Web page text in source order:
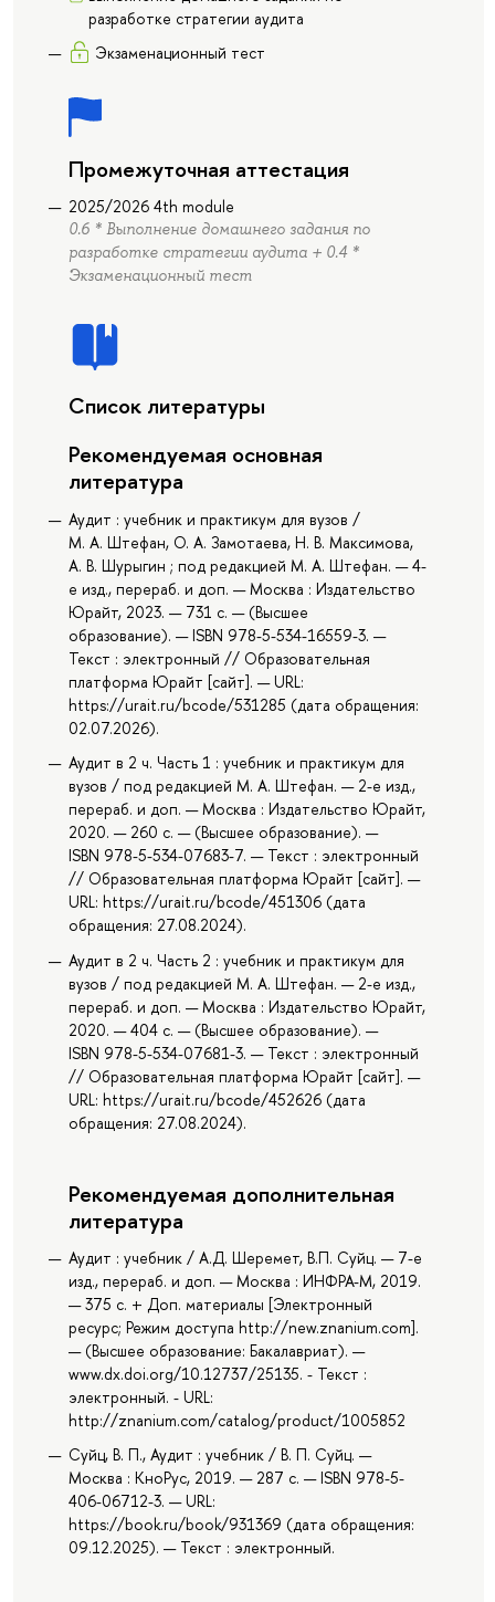
разработке стратегии аудита
Экзаменационный тест
Промежуточная аттестация
2025/2026 4th module
0.6 * Выполнение домашнего задания по
разработке стратегии аудита + 0.4 *
Экзаменационный тест
Список литературы
Рекомендуемая основная
литература
Аудит : учебник и практикум для вузов /
М. А. Штефан, О. А. Замотаева, Н. В. Максимова,
А. В. Шурыгин ; под редакцией М. А. Штефан. — 4-
е изд., перераб. и доп. — Москва : Издательство
Юрайт, 2023. — 731 с. — (Высшее
образование). — ISBN 978-5-534-16559-3. —
Текст : электронный // Образовательная
платформа Юрайт [сайт]. — URL:
https://urait.ru/bcode/531285 (дата обращения:
02.07.2026).
Аудит в 2 ч. Часть 1 : учебник и практикум для
вузов / под редакцией М. А. Штефан. — 2-е изд.,
перераб. и доп. — Москва : Издательство Юрайт,
2020. — 260 с. — (Высшее образование). —
ISBN 978-5-534-07683-7. — Текст : электронный
// Образовательная платформа Юрайт [сайт]. —
URL: https://urait.ru/bcode/451306 (дата
обращения: 27.08.2024).
Аудит в 2 ч. Часть 2 : учебник и практикум для
вузов / под редакцией М. А. Штефан. — 2-е изд.,
перераб. и доп. — Москва : Издательство Юрайт,
2020. — 404 с. — (Высшее образование). —
ISBN 978-5-534-07681-3. — Текст : электронный
// Образовательная платформа Юрайт [сайт]. —
URL: https://urait.ru/bcode/452626 (дата
обращения: 27.08.2024).
Рекомендуемая дополнительная
литература
Аудит : учебник / А.Д. Шеремет, В.П. Суйц. — 7-е
изд., перераб. и доп. — Москва : ИНФРА-М, 2019.
— 375 с. + Доп. материалы [Электронный
ресурс; Режим доступа http://new.znanium.com].
— (Высшее образование: Бакалавриат). —
www.dx.doi.org/10.12737/25135. - Текст :
электронный. - URL:
http://znanium.com/catalog/product/1005852
Суйц, В. П., Аудит : учебник / В. П. Суйц. —
Москва : КноРус, 2019. — 287 с. — ISBN 978-5-
406-06712-3. — URL:
https://book.ru/book/931369 (дата обращения:
09.12.2025). — Текст : электронный.